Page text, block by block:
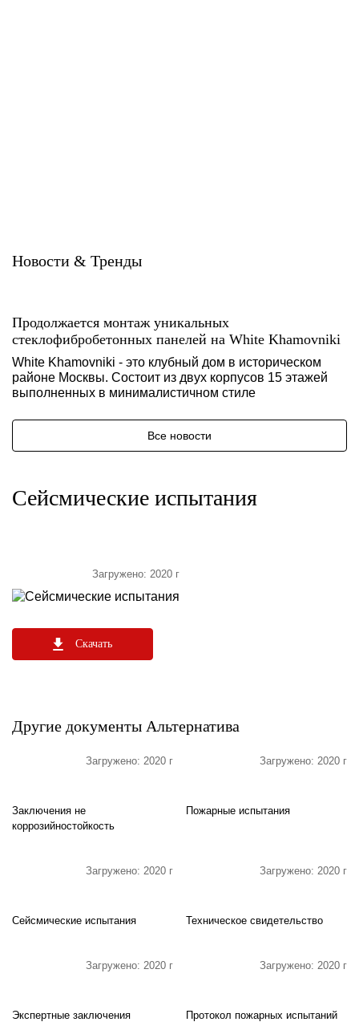
Сейсмические испытания
Загружено: 2020 г
Скачать
Другие документы Альтернатива
Загружено: 2020 г
Заключения не
коррозийностойкость
Загружено: 2020 г
Пожарные испытания
Загружено: 2020 г
Сейсмические испытания
Загружено: 2020 г
Техническое свидетельство
Загружено: 2020 г
Экспертные заключения
Загружено: 2020 г
Протокол пожарных испытаний
Новости & Тренды
Продолжается монтаж уникальных
стеклофибробетонных панелей на White Khamovniki
White Khamovniki - это клубный дом в историческом
районе Москвы. Состоит из двух корпусов 15 этажей
выполненных в минималистичном стиле
Все новости